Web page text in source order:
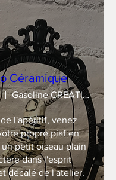
Céramique
Gasoline CREATION
l'apéritif, venez
propre piaf en
petit oiseau plain
dans l'esprit
décalé de l'atelier.